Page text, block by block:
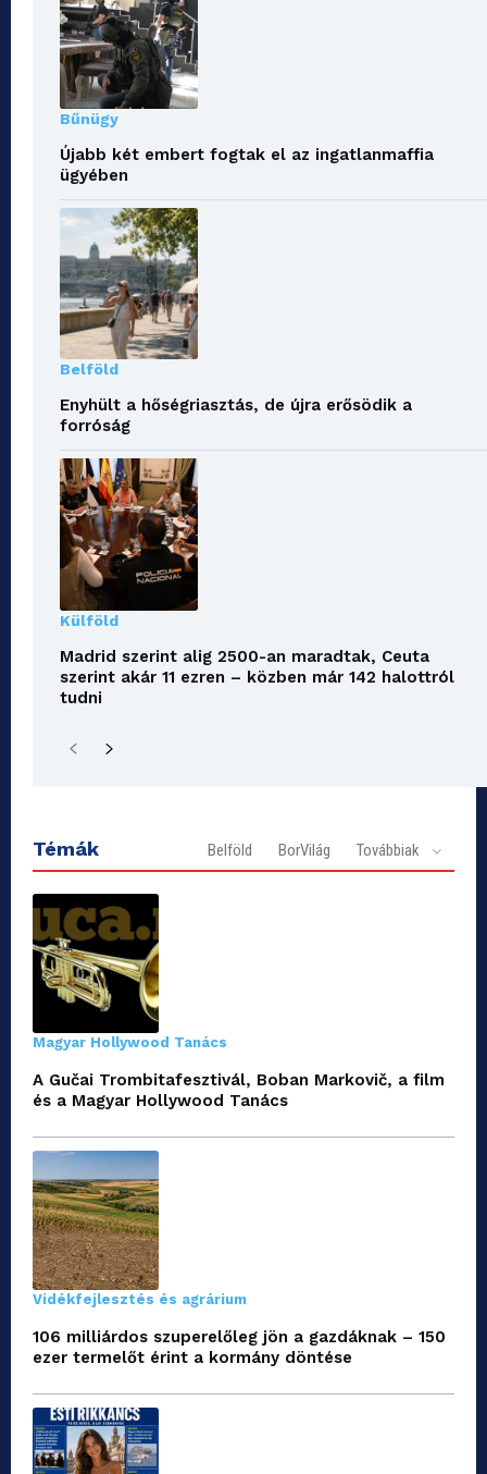
Bűnügy
Újabb két embert fogtak el az ingatlanmaffia
ügyében
Belföld
Enyhült a hőségriasztás, de újra erősödik a
forróság
Külföld
Madrid szerint alig 2500-an maradtak, Ceuta
szerint akár 11 ezren – közben már 142 halottról
tudni
Témák Belföld BorVilág Továbbiak
Magyar Hollywood Tanács
A Gučai Trombitafesztivál, Boban Markovič, a film
és a Magyar Hollywood Tanács
Vidékfejlesztés és agrárium
106 milliárdos szuperelőleg jön a gazdáknak – 150
ezer termelőt érint a kormány döntése